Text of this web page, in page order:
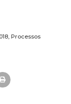
, Processos